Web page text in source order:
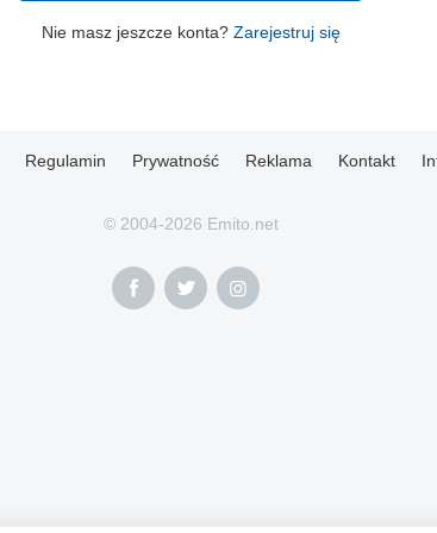
Nie masz jeszcze konta? Zarejestruj się
Regulamin Prywatność Reklama Kontakt
© 2004-2026 Emito.net